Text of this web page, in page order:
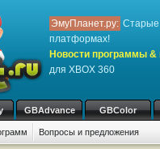
ЭмуПланет.ру: Старые
платформах!
Новости программы &
для XBOX 360
GBAdvance GBColor
Вопросы и предложения